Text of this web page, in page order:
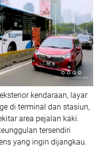
kendaraan, layar
di terminal dan stasiun,
area pejalan kaki.
tersendiri
yang ingin dijangkau.